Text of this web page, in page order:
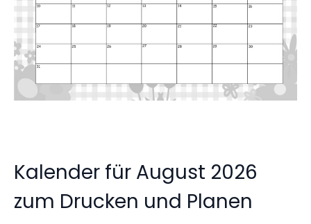
Kalender für August 2026
zum Drucken und Planen